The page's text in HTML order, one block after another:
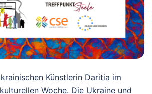
Künstlerin Daritia im
Woche. Die Ukraine und